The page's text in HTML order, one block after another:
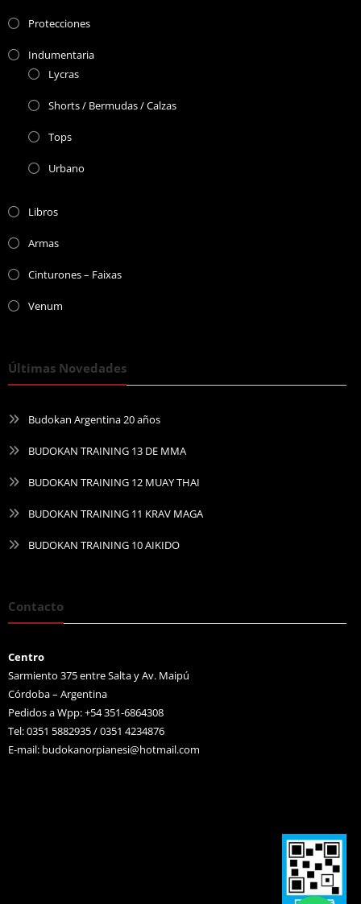
Protecciones
Indumentaria
Lycras
Shorts / Bermudas / Calzas
Tops
Urbano
Libros
Armas
Cinturones – Faixas
Venum
Últimas Novedades
Budokan Argentina 20 años
BUDOKAN TRAINING 13 DE MMA
BUDOKAN TRAINING 12 MUAY THAI
BUDOKAN TRAINING 11 KRAV MAGA
BUDOKAN TRAINING 10 AIKIDO
Contacto
Centro
Sarmiento 375 entre Salta y Av. Maipú
Córdoba – Argentina
Pedidos a Wpp: +54 351-6864308
Tel: 0351 5882935 / 0351 4234876
E-mail: budokanorpianesi@hotmail.com